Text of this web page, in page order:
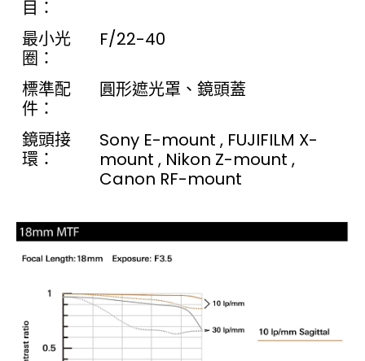
目：
最小光
圈：
F/22-40
標準配
件：
圓形遮光罩、鏡頭蓋
鏡頭接
環：
Sony E-mount , FUJIFILM X-
mount , Nikon Z-mount ,
Canon RF-mount